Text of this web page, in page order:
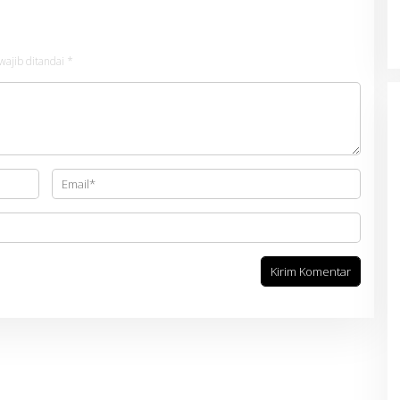
ditandai *